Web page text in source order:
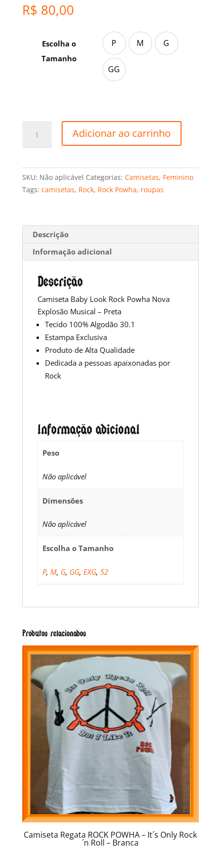
R$ 80,00
Escolha o
Tamanho
P M
M
G
G
GG
GG
Baby
POWHA
-
Musical
Preta
quantidade
Adicionar ao carrinho
SKU: Não aplicável Categorias: Camisetas, Feminino
Tags: camisetas, Rock, Rock Powha, roupas
Descrição
Informação adicional
Descrição
Camiseta Baby Look Rock Powha Nova
Explosão Musical – Preta
Tecido 100% Algodão 30.1
Estampa Exclusiva
Produto de Alta Qualidade
Dedicada a pessoas apaixonadas por
Rock
Informação adicional
Peso
Não aplicável
Dimensões
Não aplicável
Escolha o Tamanho
P, M, G, GG, EXG, 52
Produtos relacionados
Camiseta Regata ROCK POWHA – It´s Only Rock
´n Roll – Branca